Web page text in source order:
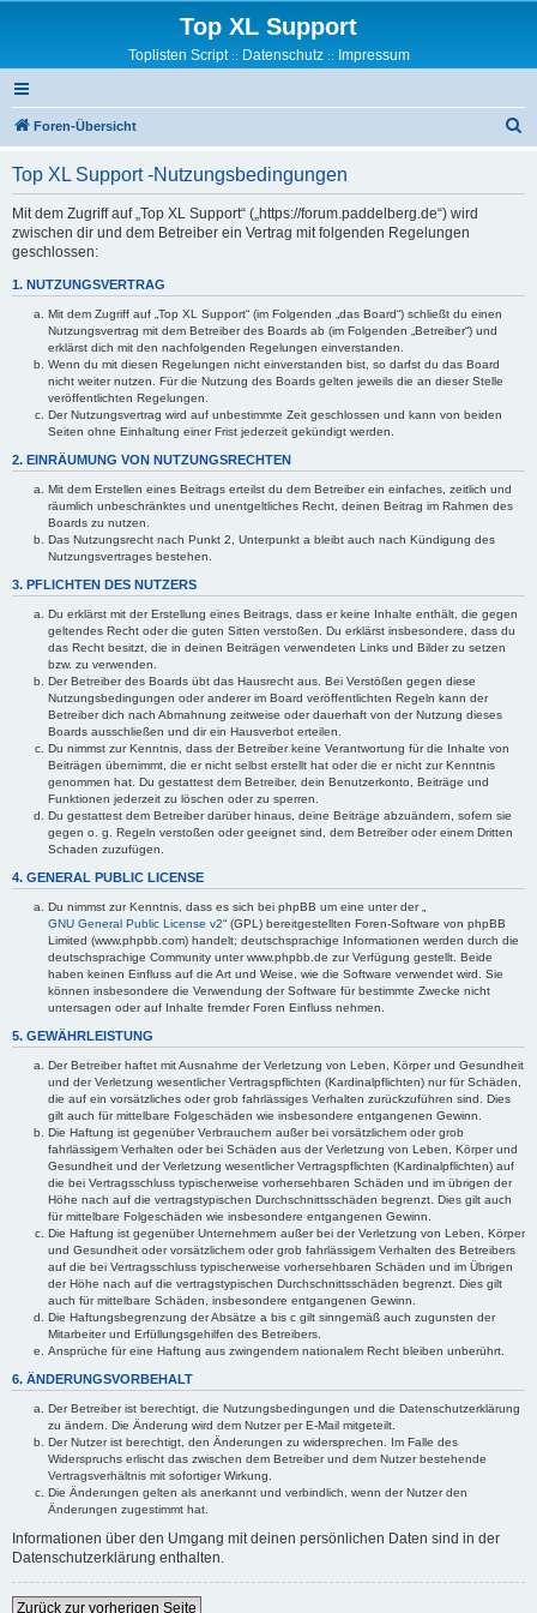
Top XL Support
Toplisten Script:: Datenschutz:: Impressum
Foren-Übersicht
Top XL Support -Nutzungsbedingungen
Mit dem Zugriff auf „Top XL Support“ („https://forum.paddelberg.de“) wird
zwischen dir und dem Betreiber ein Vertrag mit folgenden Regelungen
geschlossen:
1. NUTZUNGSVERTRAG
Mit dem Zugriff auf „Top XL Support“ (im Folgenden „das Board“) schließt du einen
Nutzungsvertrag mit dem Betreiber des Boards ab (im Folgenden „Betreiber“) und
erklärst dich mit den nachfolgenden Regelungen einverstanden.
Wenn du mit diesen Regelungen nicht einverstanden bist, so darfst du das Board
nicht weiter nutzen. Für die Nutzung des Boards gelten jeweils die an dieser Stelle
veröffentlichten Regelungen.
Der Nutzungsvertrag wird auf unbestimmte Zeit geschlossen und kann von beiden
Seiten ohne Einhaltung einer Frist jederzeit gekündigt werden.
2. EINRÄUMUNG VON NUTZUNGSRECHTEN
Mit dem Erstellen eines Beitrags erteilst du dem Betreiber ein einfaches, zeitlich und
räumlich unbeschränktes und unentgeltliches Recht, deinen Beitrag im Rahmen des
Boards zu nutzen.
Das Nutzungsrecht nach Punkt 2, Unterpunkt a bleibt auch nach Kündigung des
Nutzungsvertrages bestehen.
3. PFLICHTEN DES NUTZERS
Du erklärst mit der Erstellung eines Beitrags, dass er keine Inhalte enthält, die gegen
geltendes Recht oder die guten Sitten verstoßen. Du erklärst insbesondere, dass du
das Recht besitzt, die in deinen Beiträgen verwendeten Links und Bilder zu setzen
bzw. zu verwenden.
Der Betreiber des Boards übt das Hausrecht aus. Bei Verstößen gegen diese
Nutzungsbedingungen oder anderer im Board veröffentlichten Regeln kann der
Betreiber dich nach Abmahnung zeitweise oder dauerhaft von der Nutzung dieses
Boards ausschließen und dir ein Hausverbot erteilen.
Du nimmst zur Kenntnis, dass der Betreiber keine Verantwortung für die Inhalte von
Beiträgen übernimmt, die er nicht selbst erstellt hat oder die er nicht zur Kenntnis
genommen hat. Du gestattest dem Betreiber, dein Benutzerkonto, Beiträge und
Funktionen jederzeit zu löschen oder zu sperren.
Du gestattest dem Betreiber darüber hinaus, deine Beiträge abzuändern, sofern sie
gegen o. g. Regeln verstoßen oder geeignet sind, dem Betreiber oder einem Dritten
Schaden zuzufügen.
4. GENERAL PUBLIC LICENSE
Du nimmst zur Kenntnis, dass es sich bei phpBB um eine unter der „
GNU General Public License v2“ (GPL) bereitgestellten Foren-Software von phpBB
Limited (www.phpbb.com) handelt; deutschsprachige Informationen werden durch die
deutschsprachige Community unter www.phpbb.de zur Verfügung gestellt. Beide
haben keinen Einfluss auf die Art und Weise, wie die Software verwendet wird. Sie
können insbesondere die Verwendung der Software für bestimmte Zwecke nicht
untersagen oder auf Inhalte fremder Foren Einfluss nehmen.
5. GEWÄHRLEISTUNG
Der Betreiber haftet mit Ausnahme der Verletzung von Leben, Körper und Gesundheit
und der Verletzung wesentlicher Vertragspflichten (Kardinalpflichten) nur für Schäden,
die auf ein vorsätzliches oder grob fahrlässiges Verhalten zurückzuführen sind. Dies
gilt auch für mittelbare Folgeschäden wie insbesondere entgangenen Gewinn.
Die Haftung ist gegenüber Verbrauchern außer bei vorsätzlichem oder grob
fahrlässigem Verhalten oder bei Schäden aus der Verletzung von Leben, Körper und
Gesundheit und der Verletzung wesentlicher Vertragspflichten (Kardinalpflichten) auf
die bei Vertragsschluss typischerweise vorhersehbaren Schäden und im übrigen der
Höhe nach auf die vertragstypischen Durchschnittsschäden begrenzt. Dies gilt auch
für mittelbare Folgeschäden wie insbesondere entgangenen Gewinn.
Die Haftung ist gegenüber Unternehmern außer bei der Verletzung von Leben, Körper
und Gesundheit oder vorsätzlichem oder grob fahrlässigem Verhalten des Betreibers
auf die bei Vertragsschluss typischerweise vorhersehbaren Schäden und im Übrigen
der Höhe nach auf die vertragstypischen Durchschnittsschäden begrenzt. Dies gilt
auch für mittelbare Schäden, insbesondere entgangenen Gewinn.
Die Haftungsbegrenzung der Absätze a bis c gilt sinngemäß auch zugunsten der
Mitarbeiter und Erfüllungsgehilfen des Betreibers.
Ansprüche für eine Haftung aus zwingendem nationalem Recht bleiben unberührt.
6. ÄNDERUNGSVORBEHALT
Der Betreiber ist berechtigt, die Nutzungsbedingungen und die Datenschutzerklärung
zu ändern. Die Änderung wird dem Nutzer per E-Mail mitgeteilt.
Der Nutzer ist berechtigt, den Änderungen zu widersprechen. Im Falle des
Widerspruchs erlischt das zwischen dem Betreiber und dem Nutzer bestehende
Vertragsverhältnis mit sofortiger Wirkung.
Die Änderungen gelten als anerkannt und verbindlich, wenn der Nutzer den
Änderungen zugestimmt hat.
Informationen über den Umgang mit deinen persönlichen Daten sind in der
Datenschutzerklärung enthalten.
Zurück zur vorherigen Seite